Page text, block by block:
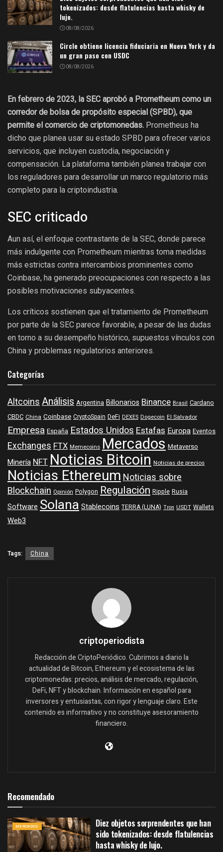
tokenizados: desde flatulencias hasta whisky de
lujo.
08/08/2026
Circle obtiene licencia fiduciaria en Nueva York y da
un gran paso con USDC
08/08/2026
En febrero de 2023, la SEC aprobó a Prometheum como un
corredor de bolsa de propósito especial (SPBD), que
permite el comercio de criptomonedas. Prometheus ha
dicho que planea usar su estado SPBD para ofrecer varios
servicios, que incluyen custodia, negociación y
compensación. La plataforma también planea trabajar con
los reguladores para desarrollar un marco regulatorio más
completo para la criptoindustria.
SEC criticado
Aun así, el enfoque contrastante de la SEC, donde parece
más indulgente con Prometheum mientras toma medidas
más estrictas contra intercambios prominentes como
Coinbase, ha generado preocupaciones con respecto a las
posibles motivaciones subyacentes.
Los críticos sostienen que el tratamiento de Prometheum
por parte de la SEC parece favorable, a pesar de las dudas
en torno a su desempeño histórico, supuestos vínculos con
China y problemas regulatorios anteriores.
Categorías
AltcoinsAnálisis Argentina BillonariosBinance Brasil Cardano
CBDC China Coinbase CryptoSpain DeFi DEXES Dogecoin El Salvador
Empresa España Estados UnidosEstafasEuropa Eventos
ExchangesFTX Memecoins Mercados Metaverso
MineríaNFTNoticias Bitcoin Noticias de precios
Noticias EthereumNoticias sobre
Blockchain Opinión Polygon Regulación Ripple Rusia
SoftwareSolanaStablecoins TERRA (LUNA) Tron USDT Wallets
Web3
Tags: China
criptoperiodista
Redacción de CriptoPeriódico. Cubrimos a diario la
actualidad de Bitcoin, Ethereum y el ecosistema de las
criptomonedas: precios, análisis de mercado, regulación,
DeFi, NFT y blockchain. Información en español para
inversores y entusiastas, con rigor y lenguaje claro. Este
contenido es informativo y no constituye asesoramiento
financiero.
Recomendado
MERCADOS
Diez objetos sorprendentes que han
sido tokenizados: desde flatulencias
hasta whisky de lujo.